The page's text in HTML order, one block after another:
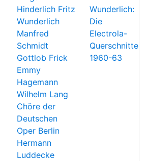
Hinderlich Fritz
Wunderlich
Manfred
Schmidt
Gottlob Frick
Emmy
Hagemann
Wilhelm Lang
Chöre der
Deutschen
Oper Berlin
Hermann
Luddecke
Wunderlich:
Die
Electrola-
Querschnitte
1960-63